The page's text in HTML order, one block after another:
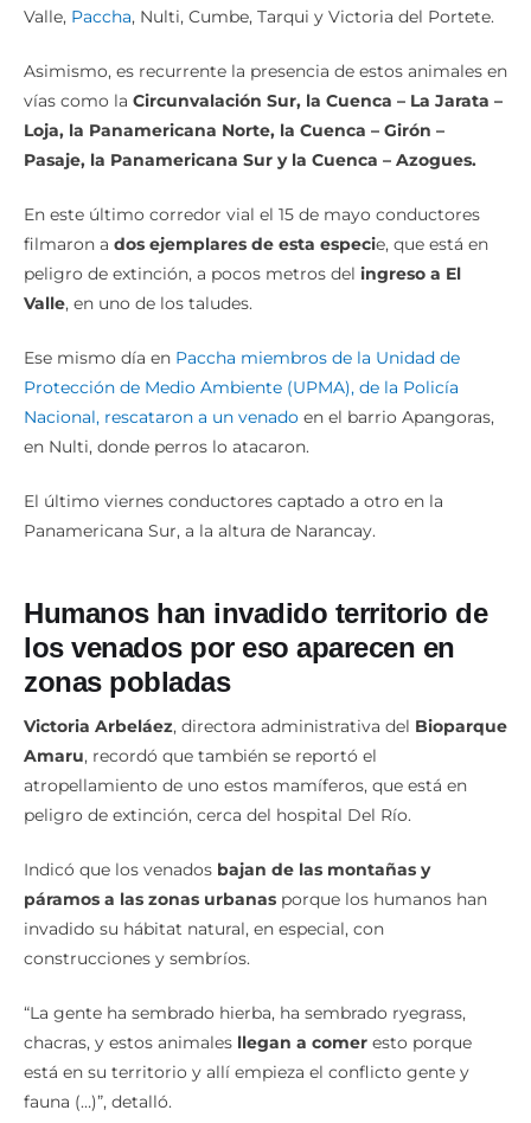
Valle, Paccha, Nulti, Cumbe, Tarqui y Victoria del Portete.
Asimismo, es recurrente la presencia de estos animales en
vías como la Circunvalación Sur, la Cuenca – La Jarata –
Loja, la Panamericana Norte, la Cuenca – Girón –
Pasaje, la Panamericana Sur y la Cuenca – Azogues.
En este último corredor vial el 15 de mayo conductores
filmaron a dos ejemplares de esta especie, que está en
peligro de extinción, a pocos metros del ingreso a El
Valle, en uno de los taludes.
Ese mismo día en Paccha miembros de la Unidad de
Protección de Medio Ambiente (UPMA), de la Policía
Nacional, rescataron a un venado en el barrio Apangoras,
en Nulti, donde perros lo atacaron.
El último viernes conductores captado a otro en la
Panamericana Sur, a la altura de Narancay.
Humanos han invadido territorio de
los venados por eso aparecen en
zonas pobladas
Victoria Arbeláez, directora administrativa del Bioparque
Amaru, recordó que también se reportó el
atropellamiento de uno estos mamíferos, que está en
peligro de extinción, cerca del hospital Del Río.
Indicó que los venados bajan de las montañas y
páramos a las zonas urbanas porque los humanos han
invadido su hábitat natural, en especial, con
construcciones y sembríos.
“La gente ha sembrado hierba, ha sembrado ryegrass,
chacras, y estos animales llegan a comer esto porque
está en su territorio y allí empieza el conflicto gente y
fauna (…)”, detalló.